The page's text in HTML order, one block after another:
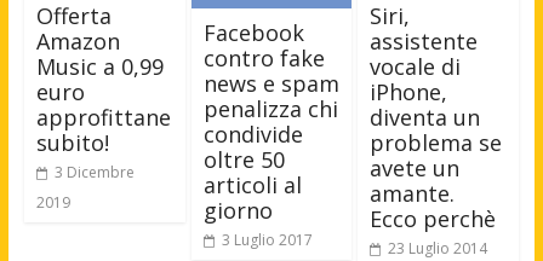
Offerta
Amazon
Music a 0,99
euro
approfittane
subito!
3 Dicembre
2019
Facebook
contro fake
news e spam
penalizza chi
condivide
oltre 50
articoli al
giorno
3 Luglio 2017
Siri,
assistente
vocale di
iPhone,
diventa un
problema se
avete un
amante.
Ecco perchè
23 Luglio 2014